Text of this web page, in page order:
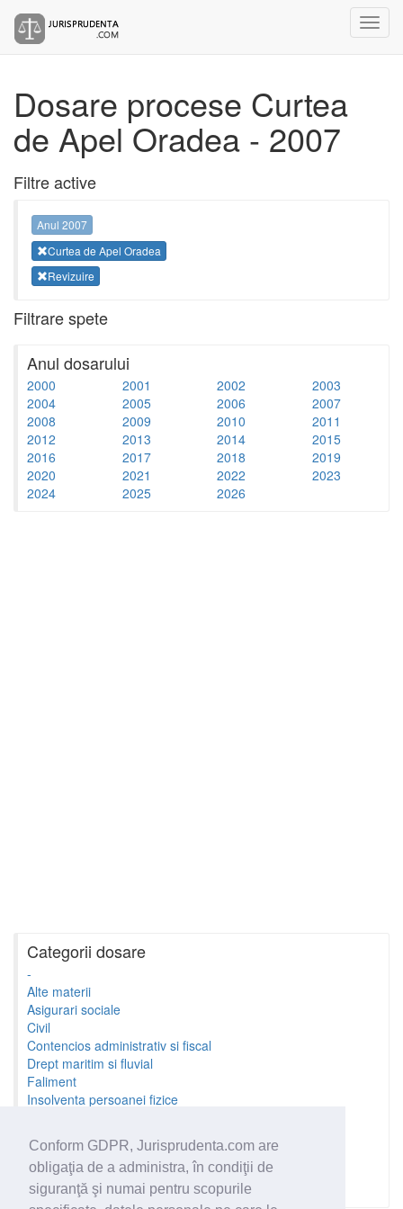
Conform GDPR, Jurisprudenta.com are
obligaţia de a administra, în condiţii de
siguranţă şi numai pentru scopurile
Dosare procese Curtea
de Apel Oradea - 2007
Filtre active
Anul 2007
Curtea de Apel Oradea
Revizuire
Filtrare spete
Anul dosarului
2000 2001 2002
2003
2004
2005 2006
2007
2008
2009 2010
2011
2012
2013 2014
2015
2016
2017 2018
2019
2020
2021 2022
2023
2024
2025 2026
Categorii dosare
-
Alte materii
Asigurari sociale
Civil
Contencios administrativ si fiscal
Drept maritim si fluvial
Faliment
Insolventa persoanei fizice
Minori si familie
Penal
Proprietate Intelectuala